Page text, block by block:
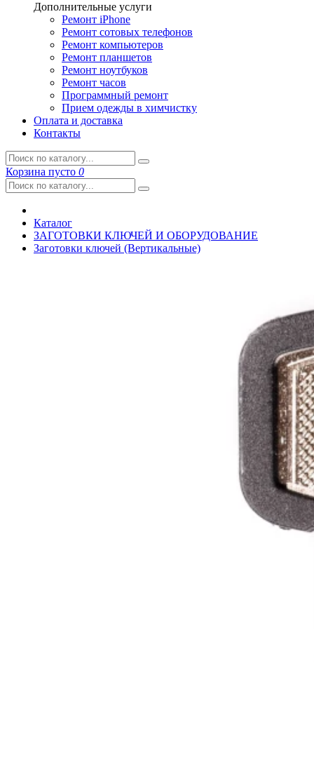
Дополнительные услуги
Ремонт iPhone
Ремонт сотовых телефонов
Ремонт компьютеров
Ремонт планшетов
Ремонт ноутбуков
Ремонт часов
Программный ремонт
Прием одежды в химчистку
Оплата и доставка
Контакты
Корзина пусто 0
Каталог
ЗАГОТОВКИ КЛЮЧЕЙ И ОБОРУДОВАНИЕ
Заготовки ключей (Вертикальные)